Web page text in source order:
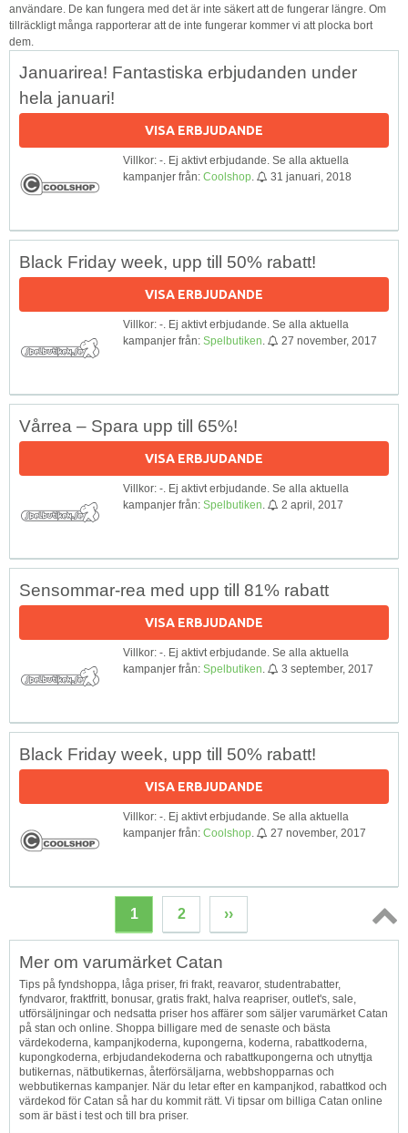
användare. De kan fungera med det är inte säkert att de fungerar längre. Om
tillräckligt många rapporterar att de inte fungerar kommer vi att plocka bort
dem.
Januarirea! Fantastiska erbjudanden under
hela januari!
VISA ERBJUDANDE
Villkor: -. Ej aktivt erbjudande. Se alla aktuella
kampanjer från: Coolshop 31 januari, 2018
Black Friday week, upp till 50% rabatt!
VISA ERBJUDANDE
Villkor: -. Ej aktivt erbjudande. Se alla aktuella
kampanjer från: Spelbutiken 27 november, 2017
Vårrea – Spara upp till 65%!
VISA ERBJUDANDE
Villkor: -. Ej aktivt erbjudande. Se alla aktuella
kampanjer från: Spelbutiken 2 april, 2017
Sensommar-rea med upp till 81% rabatt
VISA ERBJUDANDE
Villkor: -. Ej aktivt erbjudande. Se alla aktuella
kampanjer från: Spelbutiken 3 september, 2017
Black Friday week, upp till 50% rabatt!
VISA ERBJUDANDE
Villkor: -. Ej aktivt erbjudande. Se alla aktuella
kampanjer från: Coolshop 27 november, 2017
1 2 ››
Topp
Mer om varumärket Catan
Tips på fyndshoppa, låga priser, fri frakt, reavaror, studentrabatter,
fyndvaror, fraktfritt, bonusar, gratis frakt, halva reapriser, outlet's, sale,
utförsäljningar och nedsatta priser hos affärer som säljer varumärket Catan
på stan och online. Shoppa billigare med de senaste och bästa
värdekoderna, kampanjkoderna, kupongerna, koderna, rabattkoderna,
kupongkoderna, erbjudandekoderna och rabattkupongerna och utnyttja
butikernas, nätbutikernas, återförsäljarna, webbshopparnas och
webbutikernas kampanjer. När du letar efter en kampanjkod, rabattkod och
värdekod för Catan så har du kommit rätt. Vi tipsar om billiga Catan online
som är bäst i test och till bra priser.